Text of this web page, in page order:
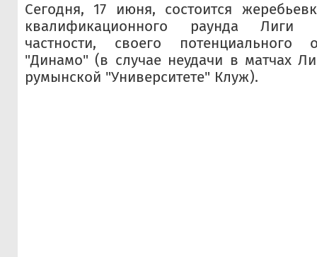
Сегодня, 17 июня, состоится
квалификационного раунда Лиги
частности, своего потенциального
"Динамо" (в случае неудачи в матчах
румынской "Университете" Клуж).